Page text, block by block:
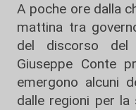
A poche ore dalla
mattina tra
del discorso del
Giuseppe Conte
emergono alcuni
dalle regioni per la